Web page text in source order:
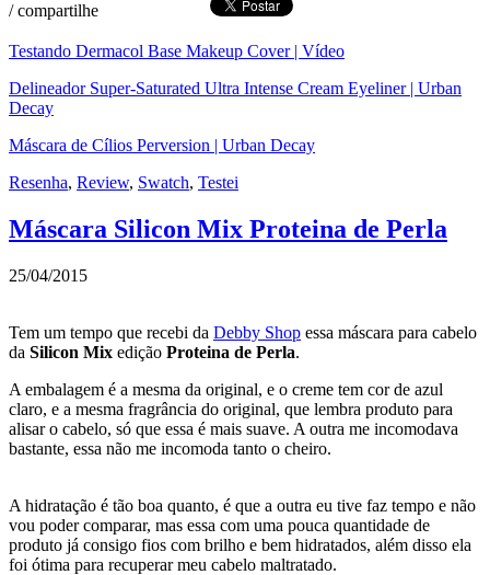
/compartilhe
Testando Dermacol Base Makeup Cover | Vídeo
Delineador Super-Saturated Ultra Intense Cream Eyeliner | Urban
Decay
Máscara de Cílios Perversion | Urban Decay
Resenha, Review, Swatch, Testei
Máscara Silicon Mix Proteina de Perla
25/04/2015
Tem um tempo que recebi da Debby Shop essa máscara para cabelo
da Silicon Mix edição Proteina de Perla.
A embalagem é a mesma da original, e o creme tem cor de azul
claro, e a mesma fragrância do original, que lembra produto para
alisar o cabelo, só que essa é mais suave. A outra me incomodava
bastante, essa não me incomoda tanto o cheiro.
A hidratação é tão boa quanto, é que a outra eu tive faz tempo e não
vou poder comparar, mas essa com uma pouca quantidade de
produto já consigo fios com brilho e bem hidratados, além disso ela
foi ótima para recuperar meu cabelo maltratado.